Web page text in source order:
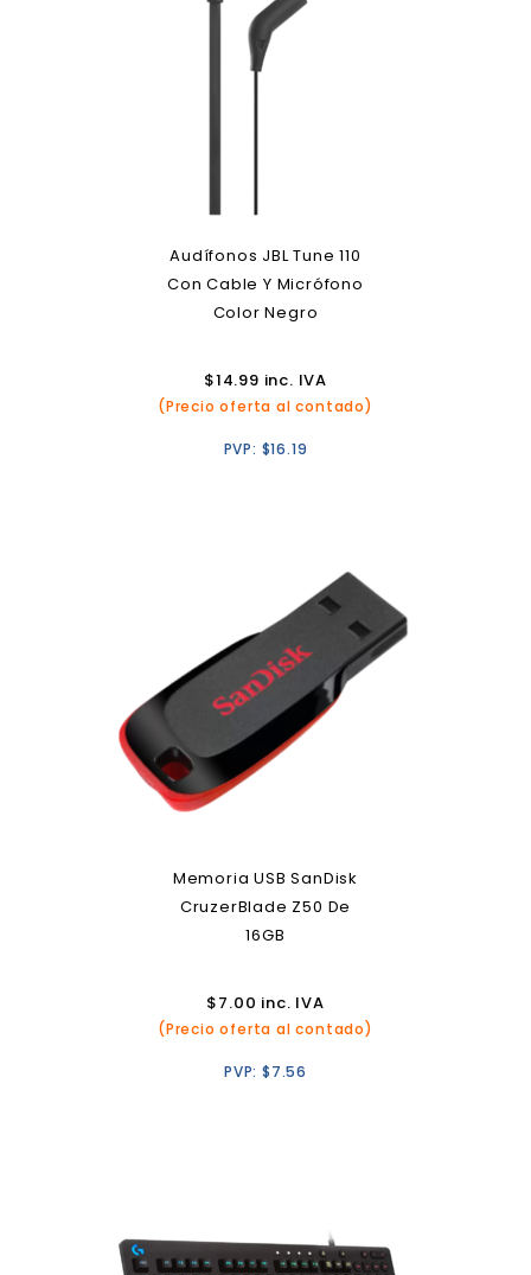
Audífonos JBL Tune 110
Con Cable Y Micrófono
Color Negro
$14.99 inc. IVA
(Precio oferta al contado)
PVP: $16.19
Memoria USB SanDisk
CruzerBlade Z50 De
16GB
$7.00 inc. IVA
(Precio oferta al contado)
PVP: $7.56